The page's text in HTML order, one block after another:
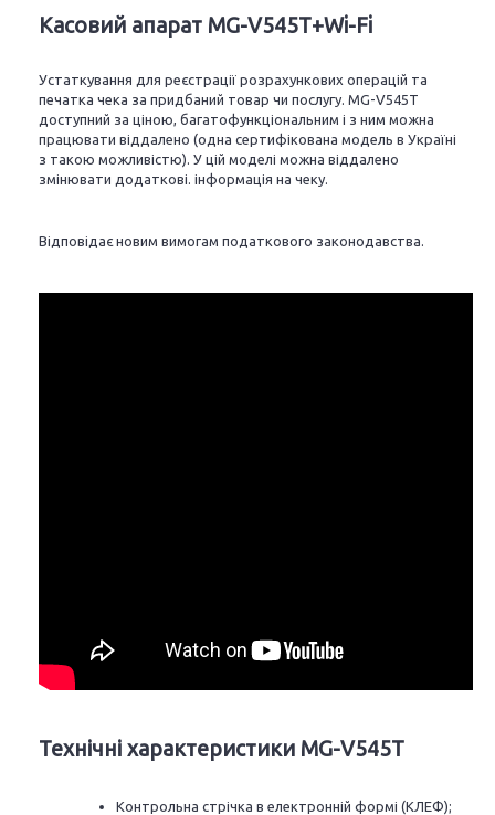
Касовий апарат MG-V545T+Wi-Fi
Устаткування для реєстрації розрахункових операцій та
печатка чека за придбаний товар чи послугу. MG-V545T
доступний за ціною, багатофункціональним і з ним можна
працювати віддалено (одна сертифікована модель в Україні
з такою можливістю). У цій моделі можна віддалено
змінювати додаткові. інформація на чеку.
Відповідає новим вимогам податкового законодавства.
Технічні характеристики MG-V545T
Контрольна стрічка в електронній формі (КЛЕФ);